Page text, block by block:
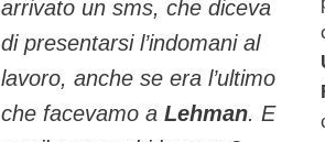
arrivato un sms, che diceva
di presentarsi l’indomani al
lavoro, anche se era l’ultimo
che facevamo a Lehman. E